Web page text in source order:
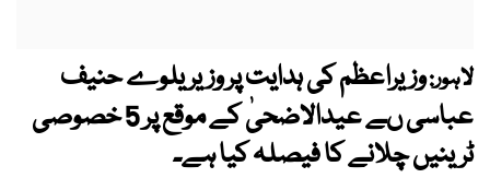
لاہور:وزیراعظم کی ہدایت پر وزیر یلوے حنیف
عباسی ںے عیدالاضحیٰ کے موقع پر 5 خصوصی
ٹرینیں چلانے کا فیصلہ کیا ہے۔